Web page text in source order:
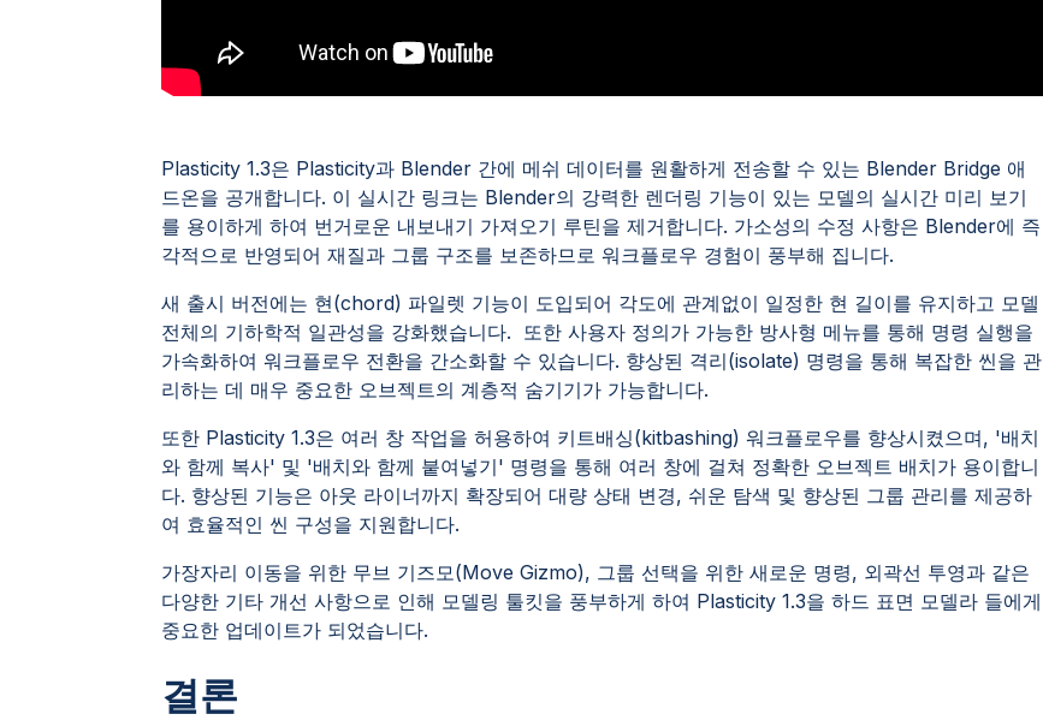
Plasticity 1.3은 Plasticity과 Blender 간에 메쉬 데이터를 원활하게 전송할 수 있는 Blender Bridge 애
드온을 공개합니다. 이 실시간 링크는 Blender의 강력한 렌더링 기능이 있는 모델의 실시간 미리 보기
를 용이하게 하여 번거로운 내보내기 가져오기 루틴을 제거합니다. 가소성의 수정 사항은 Blender에 즉
각적으로 반영되어 재질과 그룹 구조를 보존하므로 워크플로우 경험이 풍부해 집니다.
새 출시 버전에는 현(chord) 파일렛 기능이 도입되어 각도에 관계없이 일정한 현 길이를 유지하고 모델
전체의 기하학적 일관성을 강화했습니다. 또한 사용자 정의가 가능한 방사형 메뉴를 통해 명령 실행을
가속화하여 워크플로우 전환을 간소화할 수 있습니다. 향상된 격리(isolate) 명령을 통해 복잡한 씬을 관
리하는 데 매우 중요한 오브젝트의 계층적 숨기기가 가능합니다.
또한 Plasticity 1.3은 여러 창 작업을 허용하여 키트배싱(kitbashing) 워크플로우를 향상시켰으며, '배치
와 함께 복사' 및 '배치와 함께 붙여넣기' 명령을 통해 여러 창에 걸쳐 정확한 오브젝트 배치가 용이합니
다. 향상된 기능은 아웃 라이너까지 확장되어 대량 상태 변경, 쉬운 탐색 및 향상된 그룹 관리를 제공하
여 효율적인 씬 구성을 지원합니다.
가장자리 이동을 위한 무브 기즈모(Move Gizmo), 그룹 선택을 위한 새로운 명령, 외곽선 투영과 같은
다양한 기타 개선 사항으로 인해 모델링 툴킷을 풍부하게 하여 Plasticity 1.3을 하드 표면 모델라 들에게
중요한 업데이트가 되었습니다.
결론